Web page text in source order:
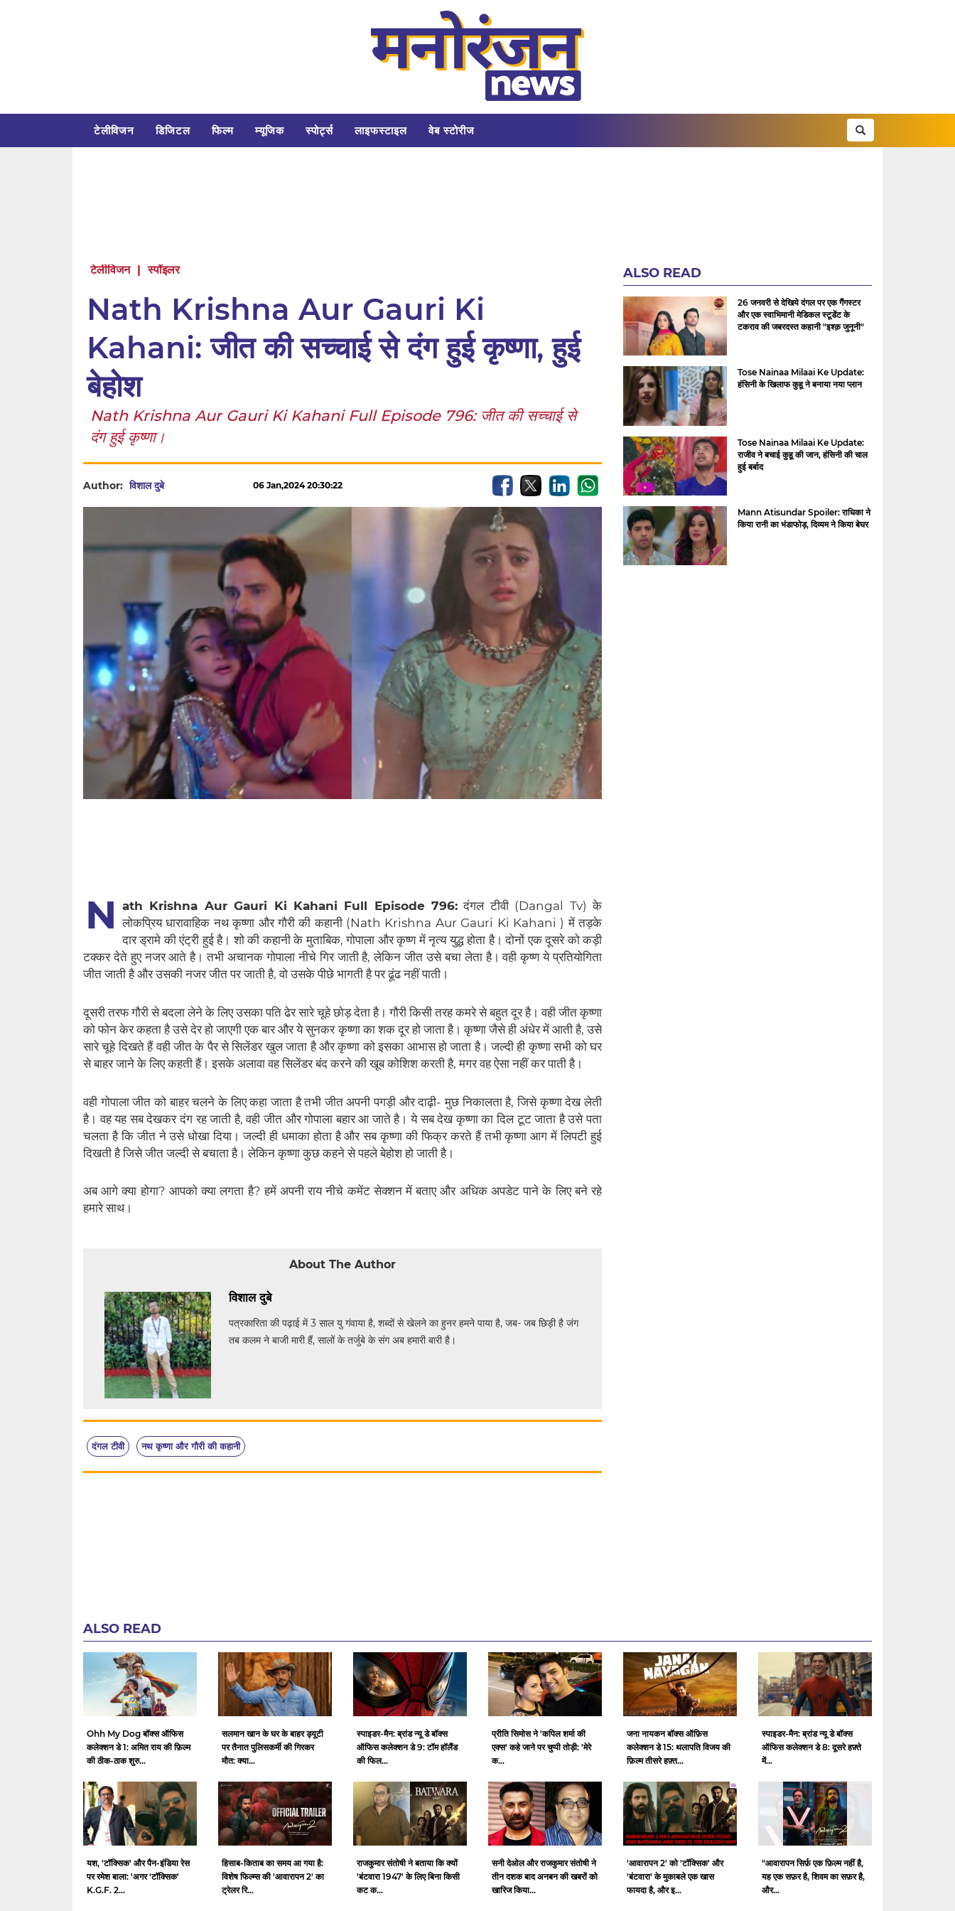
टेलीविजन डिजिटल फिल्म म्यूजिक स्पोर्ट्स लाइफस्टाइल वेब स्टोरीज
टेलीविजन | स्पॉइलर
Nath Krishna Aur Gauri Ki
Kahani: जीत की सच्चाई से दंग हुई कृष्णा, हुई
बेहोश
Nath Krishna Aur Gauri Ki Kahani Full Episode 796: जीत की सच्चाई से
दंग हुई कृष्णा।
Author: विशाल दुबे 06 Jan,2024 20:30:22
N ath Krishna Aur Gauri Ki Kahani Full Episode 796: दंगल टीवी (Dangal Tv) के
लोकप्रिय धारावाहिक नथ कृष्णा और गौरी की कहानी (Nath Krishna Aur Gauri Ki Kahani ) में तड़के
दार ड्रामे की एंट्री हुई है। शो की कहानी के मुताबिक, गोपाला और कृष्ण में नृत्य युद्ध होता है। दोनों एक दूसरे को कड़ी
टक्कर देते हुए नजर आते है। तभी अचानक गोपाला नीचे गिर जाती है, लेकिन जीत उसे बचा लेता है। वही कृष्ण ये प्रतियोगिता
जीत जाती है और उसकी नजर जीत पर जाती है, वो उसके पीछे भागती है पर ढूंढ नहीं पाती।
दूसरी तरफ गौरी से बदला लेने के लिए उसका पति ढेर सारे चूहे छोड़ देता है। गौरी किसी तरह कमरे से बहुत दूर है। वही जीत कृष्णा
को फोन केर कहता है उसे देर हो जाएगी एक बार और ये सुनकर कृष्णा का शक दूर हो जाता है। कृष्णा जैसे ही अंधेर में आती है, उसे
सारे चूहे दिखते हैं वही जीत के पैर से सिलेंडर खुल जाता है और कृष्णा को इसका आभास हो जाता है। जल्दी ही कृष्णा सभी को घर
से बाहर जाने के लिए कहती हैं। इसके अलावा वह सिलेंडर बंद करने की खूब कोशिश करती है, मगर वह ऐसा नहीं कर पाती है।
वही गोपाला जीत को बाहर चलने के लिए कहा जाता है तभी जीत अपनी पगड़ी और दाढ़ी- मुछ निकालता है, जिसे कृष्णा देख लेती
है। वह यह सब देखकर दंग रह जाती है, वही जीत और गोपाला बहार आ जाते है। ये सब देख कृष्णा का दिल टूट जाता है उसे पता
चलता है कि जीत ने उसे धोखा दिया। जल्दी ही धमाका होता है और सब कृष्णा की फिक्र करते हैं तभी कृष्णा आग में लिपटी हुई
दिखती है जिसे जीत जल्दी से बचाता है। लेकिन कृष्णा कुछ कहने से पहले बेहोश हो जाती है।
अब आगे क्या होगा? आपको क्या लगता है? हमें अपनी राय नीचे कमेंट सेक्शन में बताए और अधिक अपडेट पाने के लिए बने रहे
हमारे साथ।
About The Author
विशाल दुबे
पत्रकारिता की पढ़ाई में 3 साल यु गंवाया है, शब्दों से खेलने का हुनर हमने पाया है, जब- जब छिड़ी है जंग
तब कलम ने बाजी मारी हैं, सालों के तर्जुबे के संग अब हमारी बारी है।
दंगल टीवी नथ कृष्णा और गौरी की कहानी
ALSO READ
26 जनवरी से देखिये दंगल पर एक गैंगस्टर
और एक स्वाभिमानी मेडिकल स्टूडेंट के
टकराव की जबरदस्त कहानी "इश्क़ जुनूनी"
Tose Nainaa Milaai Ke Update:
हंसिनी के खिलाफ कुहू ने बनाया नया प्लान
Tose Nainaa Milaai Ke Update:
राजीव ने बचाई कुहू की जान, हंसिनी की चाल
हुई बर्बाद
Mann Atisundar Spoiler: राधिका ने
किया रानी का भंडाफोड़, दिव्यम ने किया बेघर
ALSO READ
Ohh My Dog बॉक्स ऑफिस
कलेक्शन डे 1: अमित राय की फ़िल्म
की ठीक-ठाक शुरु...
सलमान खान के घर के बाहर ड्यूटी
पर तैनात पुलिसकर्मी की गिरकर
मौत: क्या...
स्पाइडर-मैन: ब्रांड न्यू डे बॉक्स
ऑफिस कलेक्शन डे 9: टॉम हॉलैंड
की फिल...
प्रीति सिमोस ने 'कपिल शर्मा की
एक्स' कहे जाने पर चुप्पी तोड़ी: 'मेरे
क...
जना नायकन बॉक्स ऑफ़िस
कलेक्शन डे 15: थलापति विजय की
फ़िल्म तीसरे हफ़्त...
स्पाइडर-मैन: ब्रांड न्यू डे बॉक्स
ऑफिस कलेक्शन डे 8: दूसरे हफ़्ते
में...
यश, 'टॉक्सिक' और पैन-इंडिया रेस
पर रमेश बाला: 'अगर 'टॉक्सिक'
K.G.F. 2...
हिसाब-किताब का समय आ गया है:
विशेष फिल्म्स की 'आवारापन 2' का
ट्रेलर रि...
राजकुमार संतोषी ने बताया कि क्यों
'बंटवारा 1947' के लिए बिना किसी
कट क...
सनी देओल और राजकुमार संतोषी ने
तीन दशक बाद अनबन की खबरों को
खारिज किया...
'आवारापन 2' को 'टॉक्सिक' और
'बंटवारा' के मुकाबले एक खास
फायदा है, और इ...
"आवारापन सिर्फ़ एक फ़िल्म नहीं है,
यह एक सफ़र है, शिवम का सफ़र है,
और...